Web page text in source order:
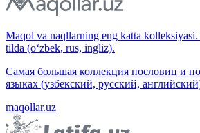
Maqol va naqllarning eng katta
tilda (o‘zbek, rus, ingliz).
Самая большая коллекция пословиц и
языках (узбекский, русский,
maqollar.uz